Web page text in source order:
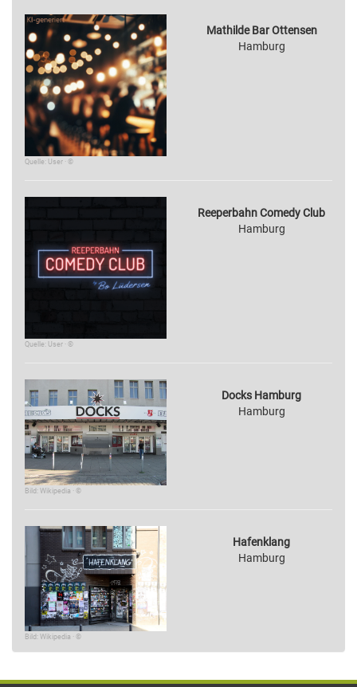
Quelle: User · ©
Mathilde Bar Ottensen
Hamburg
Quelle: User · ©
Reeperbahn Comedy Club
Hamburg
Bild: Wikipedia · ©
Docks Hamburg
Hamburg
Bild: Wikipedia · ©
Hafenklang
Hamburg